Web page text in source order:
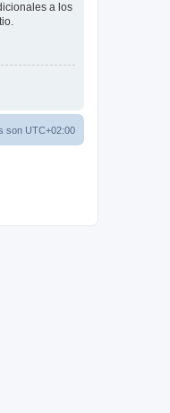
a los
son UTC+02:00